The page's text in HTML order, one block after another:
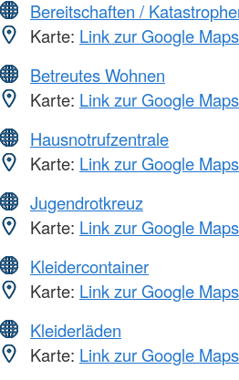
Bereitschaften /
Karte: Link zur Google
Betreutes Wohnen
Karte: Link zur Google
Hausnotrufzentrale
Karte: Link zur Google
Jugendrotkreuz
Karte: Link zur Google
Kleidercontainer
Karte: Link zur Google
Kleiderläden
Karte: Link zur Google